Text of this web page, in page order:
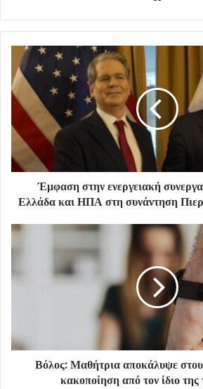
Έμφαση στην ενεργειακή
Ελλάδα και ΗΠΑ στη συνάντηση
Βόλος: Μαθήτρια αποκάλυψε
κακοποίηση από τον ίδιο